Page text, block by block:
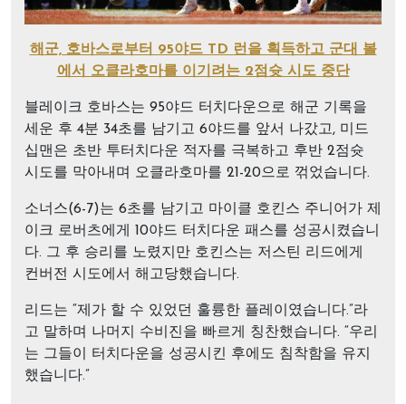
해군, 호바스로부터 95야드 TD 런을 획득하고 군대 볼
에서 오클라호마를 이기려는 2점슛 시도 중단
블레이크 호바스는 95야드 터치다운으로 해군 기록을
세운 후 4분 34초를 남기고 6야드를 앞서 나갔고, 미드
십맨은 초반 투터치다운 적자를 극복하고 후반 2점슛
시도를 막아내며 오클라호마를 21-20으로 꺾었습니다.
소너스(6-7)는 6초를 남기고 마이클 호킨스 주니어가 제
이크 로버츠에게 10야드 터치다운 패스를 성공시켰습니
다. 그 후 승리를 노렸지만 호킨스는 저스틴 리드에게
컨버전 시도에서 해고당했습니다.
리드는 “제가 할 수 있었던 훌륭한 플레이였습니다.”라
고 말하며 나머지 수비진을 빠르게 칭찬했습니다. “우리
는 그들이 터치다운을 성공시킨 후에도 침착함을 유지
했습니다.”